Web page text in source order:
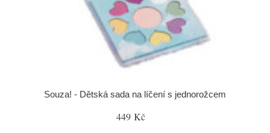
Souza! - Dětská sada na líčení s jednorožcem
449 Kč